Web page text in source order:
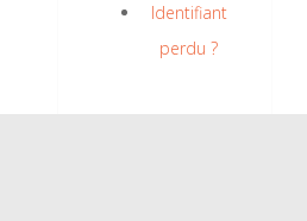
Identifiant
perdu ?